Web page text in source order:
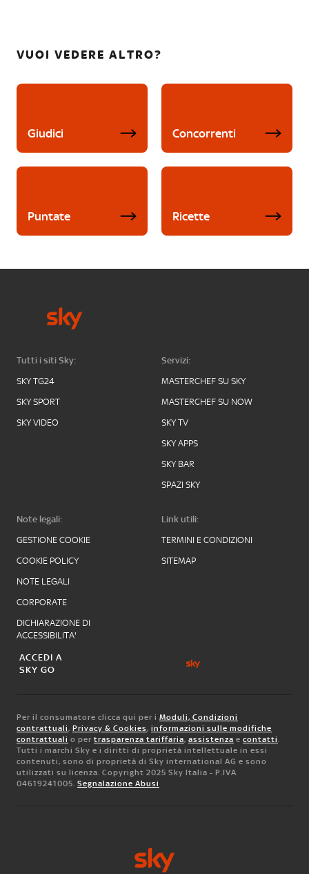
VUOI VEDERE ALTRO?
Giudici Concorrenti
Puntate Ricette
Tutti i siti Sky:
SKY TG24
SKY SPORT
SKY VIDEO
Servizi:
MASTERCHEF SU SKY
MASTERCHEF SU NOW
SKY TV
SKY APPS
SKY BAR
SPAZI SKY
Note legali:
GESTIONE COOKIE
COOKIE POLICY
NOTE LEGALI
CORPORATE
DICHIARAZIONE DI
ACCESSIBILITA'
Link utili:
TERMINI E CONDIZIONI
SITEMAP
ACCEDI A
SKY GO
Per il consumatore clicca qui per i Moduli, Condizioni
contrattuali, Privacy & Cookies, informazioni sulle modifiche
contrattuali o per trasparenza tariffaria, assistenza e contatti.
Tutti i marchi Sky e i diritti di proprietà intellettuale in essi
contenuti, sono di proprietà di Sky international AG e sono
utilizzati su licenza. Copyright 2025 Sky Italia - P.IVA
04619241005. Segnalazione Abusi